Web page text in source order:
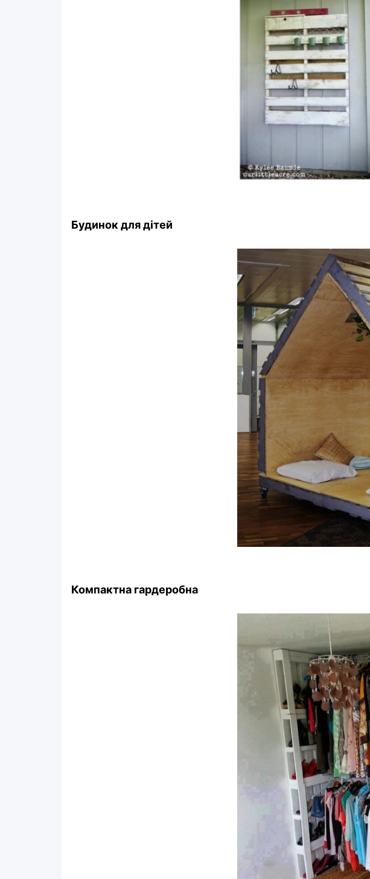
Будинок для дітей
Компактна гардеробна